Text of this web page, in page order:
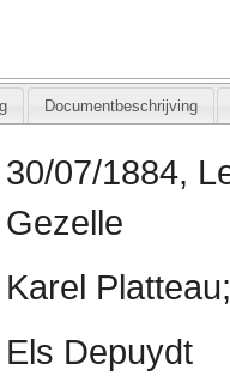
Documentbeschrijving
30/07/1884,
Gezelle
Karel
Els Depuydt